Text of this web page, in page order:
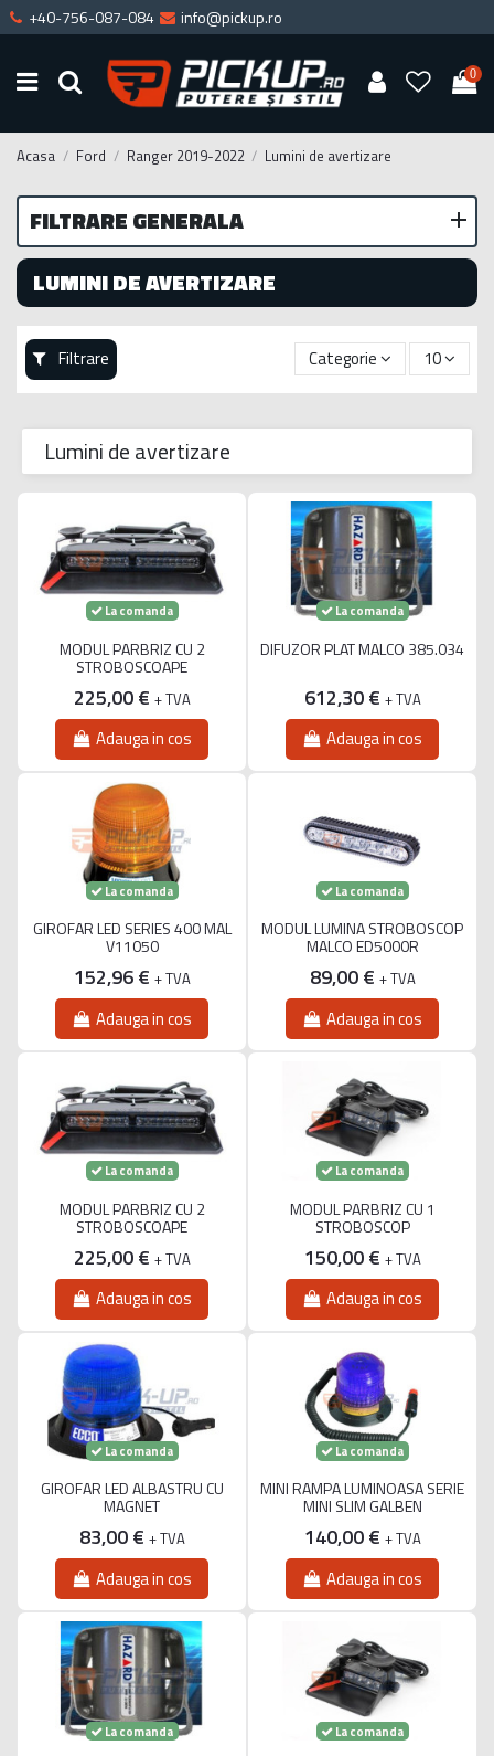
+40-756-087-084 info@pickup.ro
0
Acasa Ford Ranger 2019-2022 Lumini de avertizare
LUMINI DE AVERTIZARE
Filtrare Categorie 10
Lumini de avertizare
La comanda
MODUL PARBRIZ CU 2
STROBOSCOAPE
225,00 € + TVA
Adauga in cos
La comanda
DIFUZOR PLAT MALCO 385.034
612,30 € + TVA
Adauga in cos
La comanda
GIROFAR LED SERIES 400 MAL
V11050
152,96 € + TVA
Adauga in cos
La comanda
MODUL LUMINA STROBOSCOP
MALCO ED5000R
89,00 € + TVA
Adauga in cos
La comanda
MODUL PARBRIZ CU 2
STROBOSCOAPE
225,00 € + TVA
Adauga in cos
La comanda
MODUL PARBRIZ CU 1
STROBOSCOP
150,00 € + TVA
Adauga in cos
La comanda
GIROFAR LED ALBASTRU CU
MAGNET
83,00 € + TVA
Adauga in cos
La comanda
MINI RAMPA LUMINOASA SERIE
MINI SLIM GALBEN
140,00 € + TVA
Adauga in cos
La comanda La comanda
FILTRARE GENERALA